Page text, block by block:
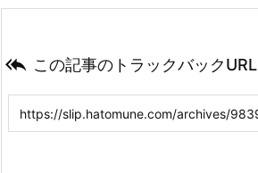
 この記事のトラックバックURL